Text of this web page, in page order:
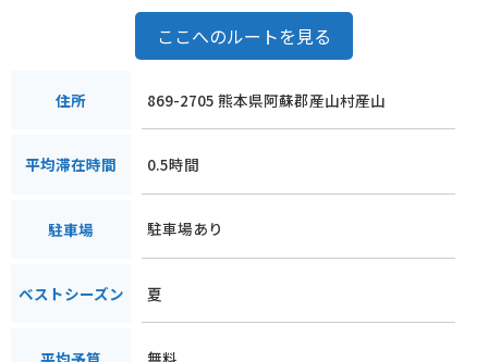
ここへのルートを見る
住所 869-2705 熊本県阿蘇郡産山村産山
平均滞在時間 0.5時間
駐車場 駐車場あり
ベストシーズン 夏